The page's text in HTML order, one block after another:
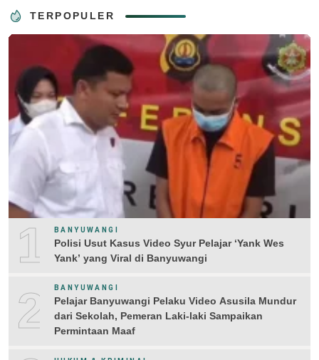
TERPOPULER
1 BANYUWANGI
Polisi Usut Kasus Video Syur Pelajar ‘Yank Wes
Yank’ yang Viral di Banyuwangi
2 BANYUWANGI
Pelajar Banyuwangi Pelaku Video Asusila Mundur
dari Sekolah, Pemeran Laki-laki Sampaikan
Permintaan Maaf